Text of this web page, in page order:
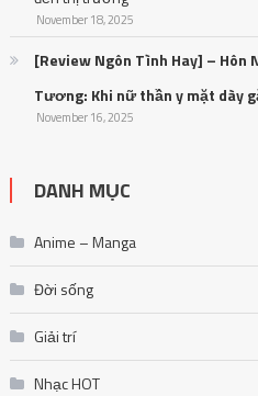
November 18, 2025
[Review Ngôn Tình Hay] – Hôn
Tương: Khi nữ thần y mặt dày
November 16, 2025
DANH MỤC
Anime – Manga
Đời sống
Giải trí
Nhạc HOT